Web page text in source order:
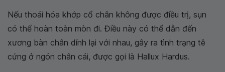
Nếu thoái hóa khớp cổ chân không được điều trị, sụn
có thể hoàn toàn mòn đi. Điều này có thể dẫn đến
xương bàn chân dính lại với nhau, gây ra tình trạng tê
cứng ở ngón chân cái, được gọi là Hallux Hardus.